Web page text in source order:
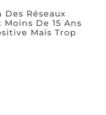
Réseaux
Moins De 15 Ans
Mais Trop